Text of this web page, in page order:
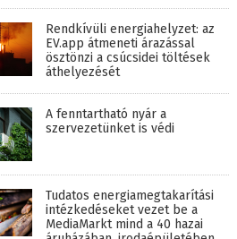
Rendkívüli energiahelyzet: az
EV.app átmeneti árazással
ösztönzi a csúcsidei töltések
áthelyezését
A fenntartható nyár a
szervezetünket is védi
Tudatos energiamegtakarítási
intézkedéseket vezet be a
MediaMarkt mind a 40 hazai